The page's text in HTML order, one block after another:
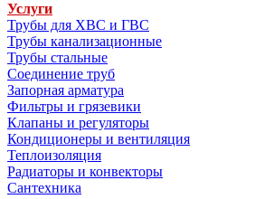
Услуги
Трубы для ХВС и ГВС
Трубы канализационные
Трубы стальные
Соединение труб
Запорная арматура
Фильтры и грязевики
Клапаны и регуляторы
Кондиционеры и вентиляция
Теплоизоляция
Радиаторы и конвекторы
Сантехника